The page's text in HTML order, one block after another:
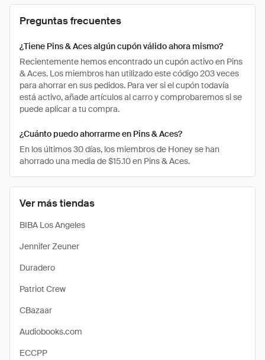
Ver más tiendas
BIBA Los Angeles
Jennifer Zeuner
Duradero
Patriot Crew
CBazaar
Audiobooks.com
ECCPP
Preguntas frecuentes
¿Tiene Pins & Aces algún cupón válido ahora mismo?
Recientemente hemos encontrado un cupón activo en Pins
& Aces. Los miembros han utilizado este código 203 veces
para ahorrar en sus pedidos. Para ver si el cupón todavía
está activo, añade artículos al carro y comprobaremos si se
puede aplicar a tu compra.
¿Cuánto puedo ahorrarme en Pins & Aces?
En los últimos 30 días, los miembros de Honey se han
ahorrado una media de $15.10 en Pins & Aces.